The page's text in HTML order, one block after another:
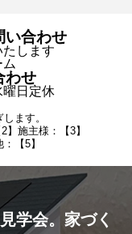
い合わせ
します
わせ
曜日定休
ます。
】施主様：【3】
【5】
学会。家づく